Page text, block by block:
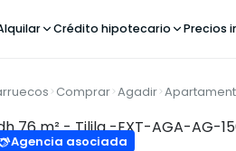
Crédito hipotecario Precios
Comprar Agadir
Agencia asociada